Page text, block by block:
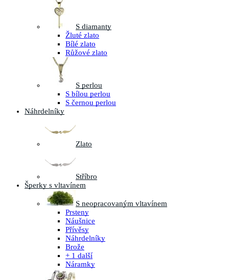
S diamanty
Žluté zlato
Bílé zlato
Růžové zlato
S perlou
S bílou perlou
S černou perlou
Náhrdelníky
Zlato
Stříbro
Šperky s vltavínem
S neopracovaným vltavínem
Prsteny
Náušnice
Přívěsy
Náhrdelníky
Brože
+ 1 další
Náramky